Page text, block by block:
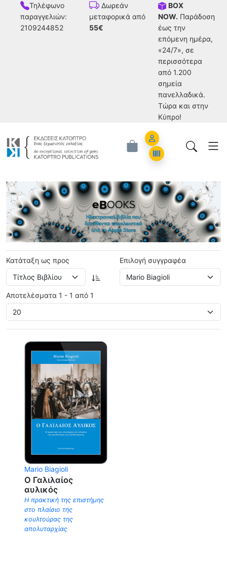
Τηλέφωνο
παραγγελιών:
2109244852
Δωρεάν
μεταφορικά από
55€
BOX
NOW. Παράδοση
έως την
επόμενη ημέρα,
«24/7», σε
περισσότερα
από 1.200
σημεία
πανελλαδικά.
Tώρα και στην
Κύπρο!
Account
Orders
Ηλεκτρονικά Βιβλία
Κατάταξη ως προς Επιλογή συγγραφέα
Αποτελέσματα 1 - 1 από 1
Mario Biagioli
Ο Γαλιλαίος
αυλικός
Η πρακτική της επιστήμης
στο πλαίσιο της
κουλτούρας της
απολυταρχίας